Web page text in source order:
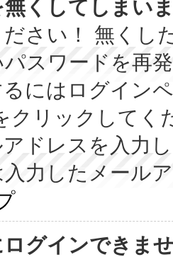
くしてしまい
さい！ 無くし
スワードを再
るにはログイン
クリックしてく
ドレスを入力
力したメール
グインできま